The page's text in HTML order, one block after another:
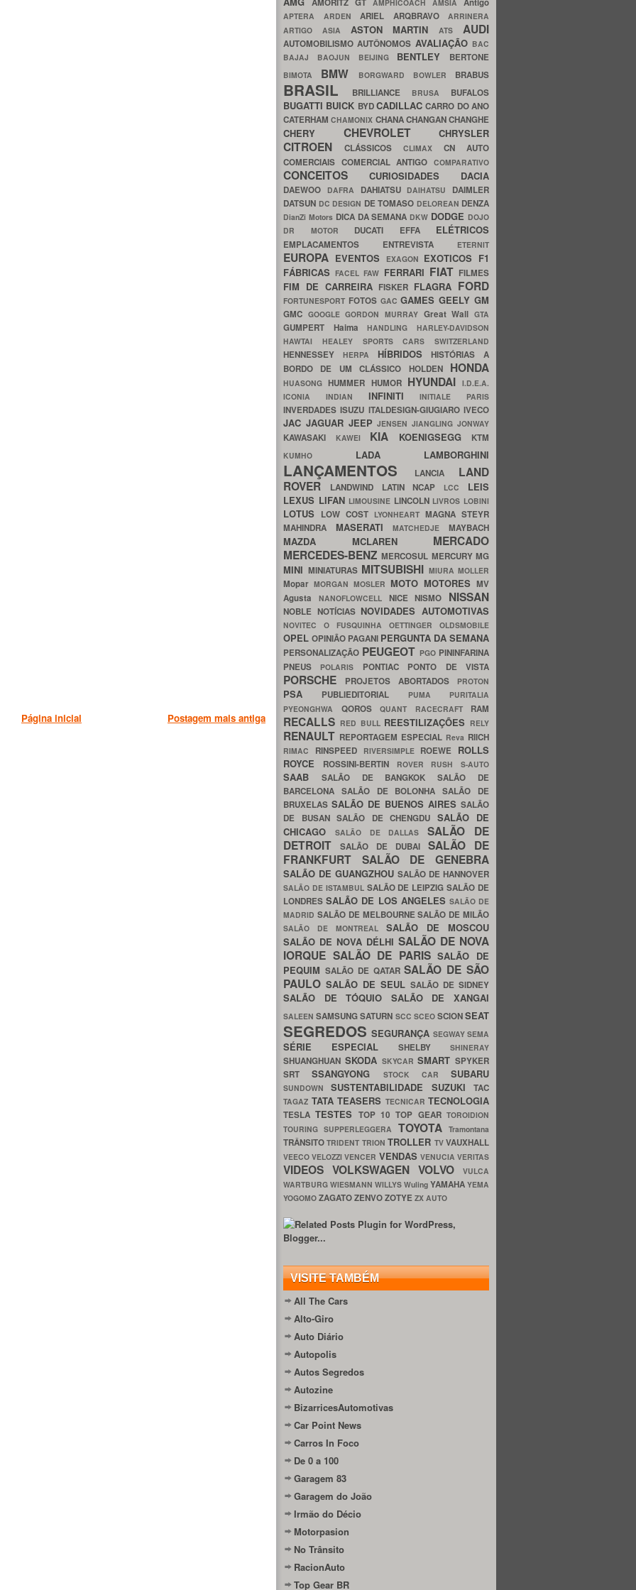
Postagem mais antiga
Página inicial
AMORITZ GT AMPHICOACH AMSIA Antigo
APTERA ARDEN ARIEL ARQBRAVO ARRINERA
ARTIGO ASIA ASTON MARTINATS AUDI
AUTOMOBILISMOAUTÔNOMOS AVALIAÇÃO BAC
BAJAJ BAOJUN BEIJING BENTLEY BERTONE
BIMOTA BMW BORGWARD BOWLER BRABUS
BRASIL BRILLIANCE BRUSA BUFALOS
BUGATTI BUICK BYDCADILLACCARRO DO ANO
CATERHAMCHAMONIX CHANACHANGANCHANGHE
CHERY CHEVROLET CHRYSLER
CITROEN CLÁSSICOS CLIMAX CN AUTO
COMERCIAIS COMERCIAL ANTIGOCOMPARATIVO
CONCEITOS CURIOSIDADES DACIA
DAEWOO DAFRA DAHIATSU DAIHATSU DAIMLER
DATSUN DC DESIGN DE TOMASO DELOREAN DENZA
DianZi Motors DICA DA SEMANA DKW DODGE DOJO
DR MOTOR DUCATI EFFA ELÉTRICOS
EMPLACAMENTOS ENTREVISTA ETERNIT
EUROPA EVENTOS EXAGON EXOTICOS F1
FÁBRICASFACELFAW FERRARI FIAT FILMES
FIM DE CARREIRA FISKER FLAGRA FORD
FORTUNESPORT FOTOS GACGAMESGEELYGM
GMC GOOGLEGORDON MURRAY Great WallGTA
GUMPERT HaimaHANDLINGHARLEY-DAVIDSON
HAWTAI HEALEY SPORTS CARS SWITZERLAND
HENNESSEY HERPA HÍBRIDOSHISTÓRIAS A
BORDO DE UM CLÁSSICO HOLDEN HONDA
HUASONGHUMMER HUMOR HYUNDAI I.D.E.A.
ICONIA INDIAN INFINITIINITIALE PARIS
INVERDADESISUZU ITALDESIGN-GIUGIAROIVECO
JAC JAGUAR JEEPJENSENJIANGLINGJONWAY
KAWASAKI KAWEI KIA KOENIGSEGG KTM
KUMHO LADA LAMBORGHINI
LANÇAMENTOS LANCIA LAND
ROVER
LANDWIND LATIN NCAP LCC LEIS
LEXUS LIFAN LIMOUSINE LINCOLN LIVROS LOBINI
LOTUS LOW COST LYONHEART MAGNA STEYR
MAHINDRA MASERATIMATCHEDJEMAYBACH
MAZDA MCLAREN MERCADO
MERCEDES-BENZMERCOSUL MERCURYMG
MINI MINIATURAS MITSUBISHI MIURA MOLLER
Mopar MORGAN MOSLER MOTO MOTORES MV
Agusta NANOFLOWCELL NICENISMO NISSAN
NOBLE NOTÍCIAS NOVIDADES AUTOMOTIVAS
NOVITEC O FUSQUINHA OETTINGER OLDSMOBILE
OPEL OPINIÃO PAGANI PERGUNTA DA SEMANA
PERSONALIZAÇÃO PEUGEOT PGO PININFARINA
PNEUS
POLARIS PONTIAC PONTO DE VISTA
PORSCHE PROJETOS ABORTADOS PROTON
PSA PUBLIEDITORIAL PUMA PURITALIA
PYEONGHWA QOROS QUANT RACECRAFT RAM
RECALLS RED BULL REESTILIZAÇÕES RELY
RENAULT REPORTAGEM ESPECIAL Reva RIICH
RIMAC RINSPEED RIVERSIMPLE ROEWE ROLLS
ROYCE
ROSSINI-BERTIN ROVER RUSH S-AUTO
SAAB SALÃO DE BANGKOKSALÃO DE
BARCELONA SALÃO DE BOLONHASALÃO DE
BRUXELAS SALÃO DE BUENOS AIRES SALÃO
DE BUSAN SALÃO DE CHENGDU SALÃO DE
CHICAGO
SALÃO DE DALLASSALÃO DE
DETROIT
SALÃO DE DUBAI SALÃO DE
FRANKFURT SALÃO DE GENEBRA
SALÃO DE GUANGZHOU SALÃO DE HANNOVER
SALÃO DE ISTAMBUL SALÃO DE LEIPZIGSALÃO DE
LONDRESSALÃO DE LOS ANGELES SALÃO DE
MADRID SALÃO DE MELBOURNESALÃO DE MILÃO
SALÃO DE MONTREAL SALÃO DE MOSCOU
SALÃO DE NOVA DÉLHI SALÃO DE NOVA
IORQUE SALÃO DE PARISSALÃO DE
PEQUIM SALÃO DE QATARSALÃO DE SÃO
PAULO SALÃO DE SEUL SALÃO DE SIDNEY
SALÃO DE TÓQUIO SALÃO DE XANGAI
SALEENSAMSUNGSATURN SCC SCEO SCIONSEAT
SEGREDOSSEGURANÇA SEGWAYSEMA
SÉRIE ESPECIAL SHELBY SHINERAY
SHUANGHUAN SKODA SKYCARSMART SPYKER
SRTSSANGYONG STOCK CAR SUBARU
SUNDOWNSUSTENTABILIDADE SUZUKITAC
TAGAZ TATA TEASERS TECNICAR TECNOLOGIA
TESLATESTES TOP 10TOP GEARTOROIDION
TOURING SUPPERLEGGERA TOYOTATramontana
TRÂNSITOTRIDENT TRIONTROLLER TVVAUXHALL
VEECOVELOZZIVENCER VENDAS VENUCIAVERITAS
VIDEOS VOLKSWAGEN VOLVO
VULCA
WARTBURG WIESMANN WILLYS Wuling YAMAHA YEMA
YOGOMO ZAGATOZENVOZOTYE ZX AUTO
VISITE TAMBÉM
All The Cars
Alto-Giro
Auto Diário
Autopolis
Autos Segredos
Autozine
BizarricesAutomotivas
Car Point News
Carros In Foco
De 0 a 100
Garagem 83
Garagem do João
Irmão do Décio
Motorpasion
No Trânsito
RacionAuto
Top Gear BR